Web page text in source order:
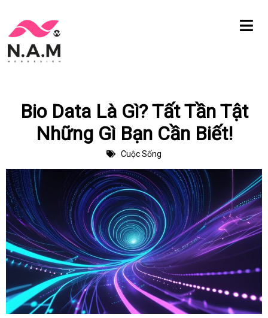
Chuyển
tới
Bio Data Là Gì? Tất Tần Tật
Những Gì Bạn Cần Biết!
Cuộc Sống